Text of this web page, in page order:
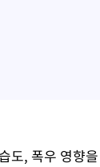
도, 폭우 영향을